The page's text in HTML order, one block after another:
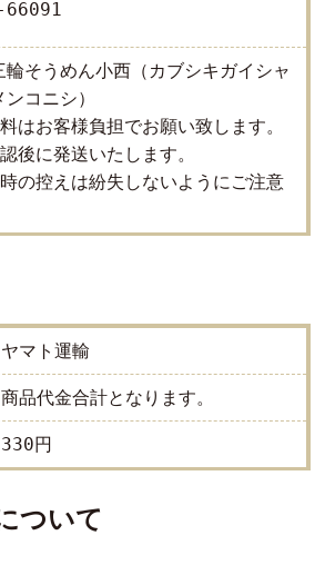
輪そうめん小西（カブシキガイシャ
コニシ）
はお客様負担でお願い致します。
後に発送いたします。
の控えは紛失しないようにご注意
ヤマト運輸
商品代金合計となります。
330円
ついて